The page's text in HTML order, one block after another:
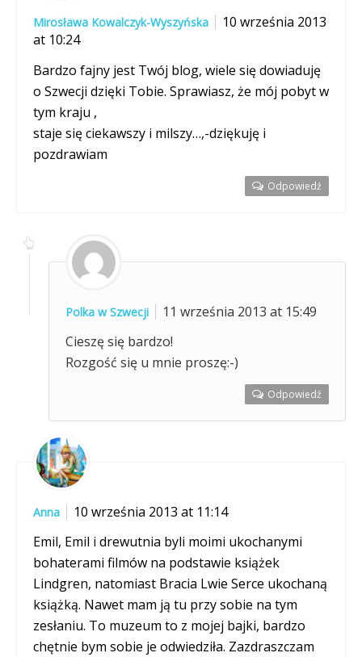
Mirosława Kowalczyk-Wyszyńska
10 września 2013
at 10:24
Bardzo fajny jest Twój blog, wiele się dowiaduję
o Szwecji dzięki Tobie. Sprawiasz, że mój pobyt w
tym kraju ,
staje się ciekawszy i milszy…,-dziękuję i
pozdrawiam
Odpowiedź
Polka w Szwecji
11 września 2013 at 15:49
Cieszę się bardzo!
Rozgość się u mnie proszę:-)
Odpowiedź
Anna
10 września 2013 at 11:14
Emil, Emil i drewutnia byli moimi ukochanymi
bohaterami filmów na podstawie książek
Lindgren, natomiast Bracia Lwie Serce ukochaną
książką. Nawet mam ją tu przy sobie na tym
zesłaniu. To muzeum to z mojej bajki, bardzo
chętnie bym sobie je odwiedziła. Zazdraszczam